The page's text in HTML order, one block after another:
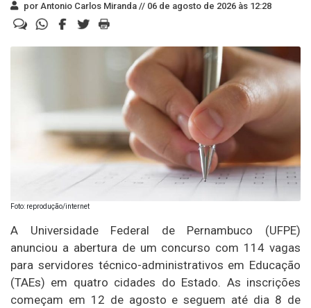
por Antonio Carlos Miranda // 06 de agosto de 2026 às 12:28
Foto: reprodução/internet
A Universidade Federal de Pernambuco (UFPE)
anunciou a abertura de um concurso com 114 vagas
para servidores técnico-administrativos em Educação
(TAEs) em quatro cidades do Estado. As inscrições
começam em 12 de agosto e seguem até dia 8 de